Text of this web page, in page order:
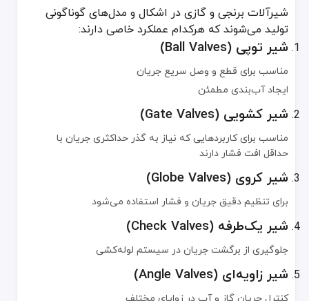
مخصوص کاربردهای گازی
تضمین امنیت و قابلیت اطمینان در سیستم‌های گاز
شیر اطمینان (Pressure Relief Valves)
حفاظت در برابر افزایش فشار ناگهانی و جلوگیری از آسیب به خطوط
متریال‌های به‌کاررفته در شیرآلات برنجی و گازی
جنس به‌کار رفته در ساخت این شیرآلات، تأثیر مستقیم بر طول عمر و
برنج (Brass)
آلیاژی از مس و روی با مقاومت بالا در برابر خوردگی و دوام زیاد
برنز (Bronze)
مناسب برای کاربردهایی که استحکام و مقاومت خوردگی بیشتری نیاز
فولاد ضدزنگ (Stainless Steel)
مقاومت عالی در برابر دماهای بالا و محیط‌های خورنده
شیرآلات برنجی و گازی در اشکال و مدل‌های گوناگونی
تولید می‌شوند که هرکدام عملکرد خاصی دارند:
شیر توپی (Ball Valves)
مناسب برای قطع و وصل سریع جریان
ایجاد آب‌بندی مطمئن
شیر کشویی (Gate Valves)
مناسب برای کاربردهایی که نیاز به گذر حداکثری جریان با
حداقل افت فشار دارند
شیر کروی (Globe Valves)
برای تنظیم دقیق جریان و فشار استفاده می‌شود
شیر یک‌طرفه (Check Valves)
جلوگیری از برگشت جریان در سیستم لوله‌کشی
شیر زاویه‌ای (Angle Valves)